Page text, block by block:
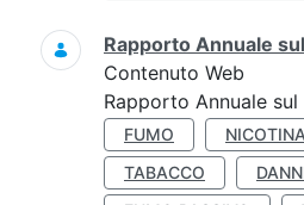
Rapporto Annuale
Contenuto Web
Rapporto Annuale sul
FUMO NICOTINA
TABACCO